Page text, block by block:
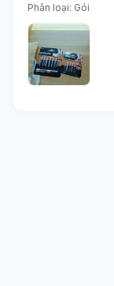
Phân loại: Gói